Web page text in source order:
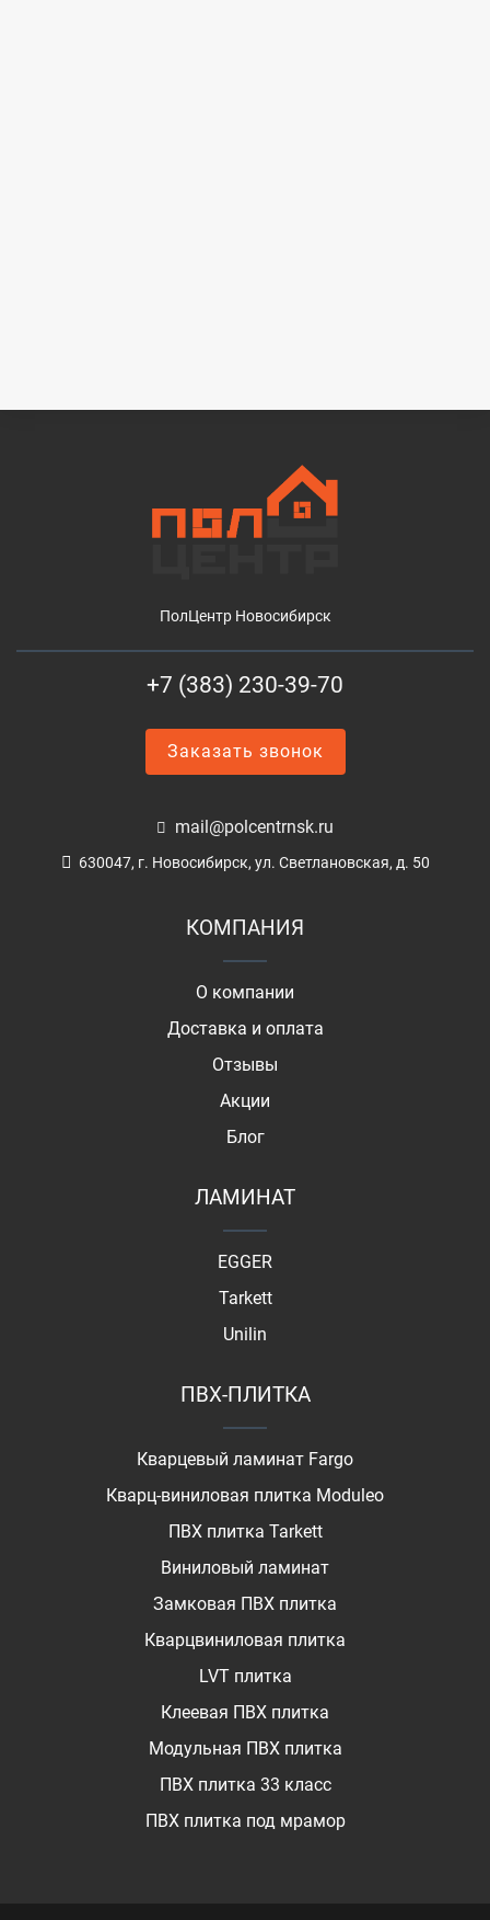
ПолЦентр Новосибирск
+7 (383) 230-39-70
Заказать звонок
mail@polcentrnsk.ru
630047, г. Новосибирск, ул. Светлановская, д. 50
КОМПАНИЯ
О компании
Доставка и оплата
Отзывы
Акции
Блог
ЛАМИНАТ
EGGER
Tarkett
Unilin
ПВХ-ПЛИТКА
Кварцевый ламинат Fargo
Кварц-виниловая плитка Moduleo
ПВХ плитка Tarkett
Виниловый ламинат
Замковая ПВХ плитка
Кварцвиниловая плитка
LVT плитка
Клеевая ПВХ плитка
Модульная ПВХ плитка
ПВХ плитка 33 класс
ПВХ плитка под мрамор